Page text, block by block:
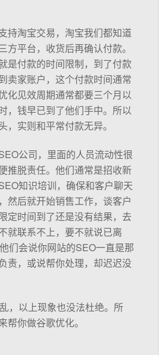
持淘宝交易，淘宝我们都知道
方平台，收货后再确认付款。
是付款的时间限制，到了付款
卖家账户，这个付款时间通常
化见效周期通常都要三个月以
，钱早已到了他们手中。所以
，实则和平常付款无异。
公司，里面的人员流动性很
推脱责任。他们通常是招收新
知识培训，确保和客户聊天
然后就开始销售工作，谈客户
定时间到了还是没有结果，去
就联系不上，要不就说已离
们会说你网站的SEO一直是那
责，或说帮你处理，却迟迟没
，以上现象也没法杜绝。所
帮你做谷歌优化。